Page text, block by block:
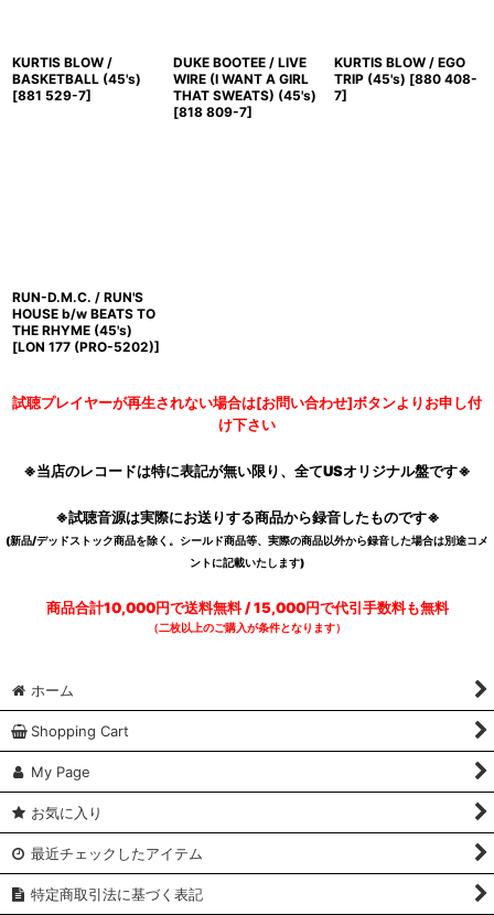
KURTIS BLOW /
BASKETBALL (45's)
[881 529-7]
DUKE BOOTEE / LIVE
WIRE (I WANT A GIRL
THAT SWEATS) (45's)
[818 809-7]
KURTIS BLOW / EGO
TRIP (45's) [880 408-
7]
RUN-D.M.C. / RUN'S
HOUSE b/w BEATS TO
THE RHYME (45's)
[LON 177 (PRO-5202)]
試聴プレイヤーが再生されない場合は[お問い合わせ]ボタンよりお申し付
け下さい
※当店のレコードは特に表記が無い限り、全てUSオリジナル盤です※
※試聴音源は実際にお送りする商品から録音したものです※
(新品/デッドストック商品を除く。シールド商品等、実際の商品以外から録音した場合は別途コメ
ントに記載いたします)
商品合計10,000円で送料無料 / 15,000円で代引手数料も無料
（二枚以上のご購入が条件となります）
ホーム
Shopping Cart
My Page
お気に入り
最近チェックしたアイテム
特定商取引法に基づく表記